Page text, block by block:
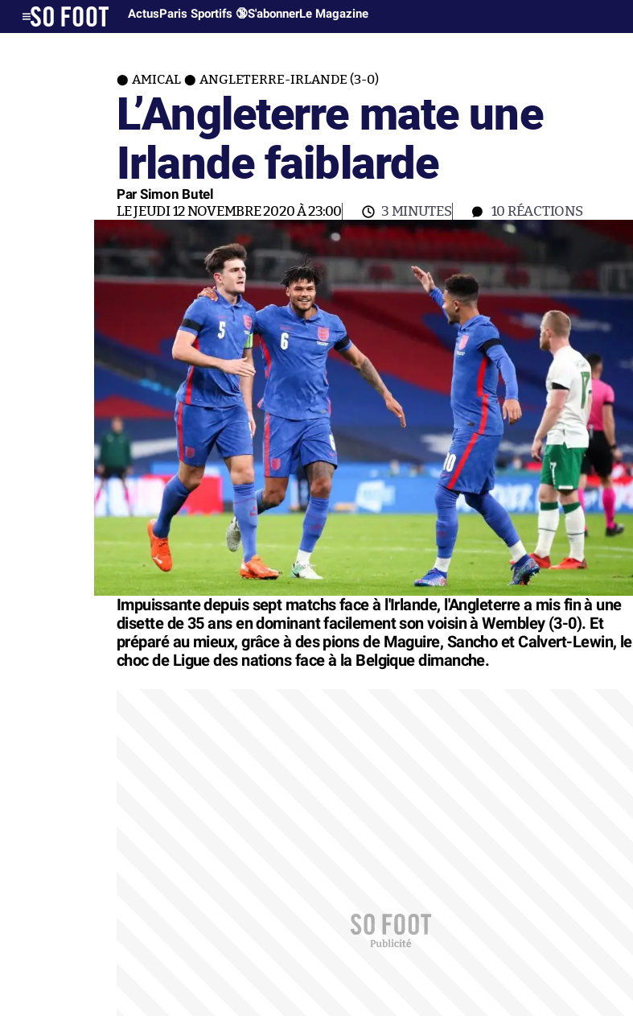
ActusParis Sportifs 🔞S'abonnerLe Magazine
AMICAL ANGLETERRE-IRLANDE (3-0)
L’Angleterre mate une
Irlande faiblarde
Par Simon Butel
LE JEUDI 12 NOVEMBRE 2020 À 23:00 3 MINUTES 10 RÉACTIONS
Impuissante depuis sept matchs face à l'Irlande, l'Angleterre a mis fin à une
disette de 35 ans en dominant facilement son voisin à Wembley (3-0). Et
préparé au mieux, grâce à des pions de Maguire, Sancho et Calvert-Lewin, le
choc de Ligue des nations face à la Belgique dimanche.